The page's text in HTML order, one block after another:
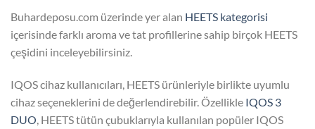
Buhardeposu.com üzerinde yer alan HEETS kategorisi
içerisinde farklı aroma ve tat profillerine sahip birçok HEETS
çeşidini inceleyebilirsiniz.
IQOS cihaz kullanıcıları, HEETS ürünleriyle birlikte uyumlu
cihaz seçeneklerini de değerlendirebilir. Özellikle IQOS 3
DUO, HEETS tütün çubuklarıyla kullanılan popüler IQOS